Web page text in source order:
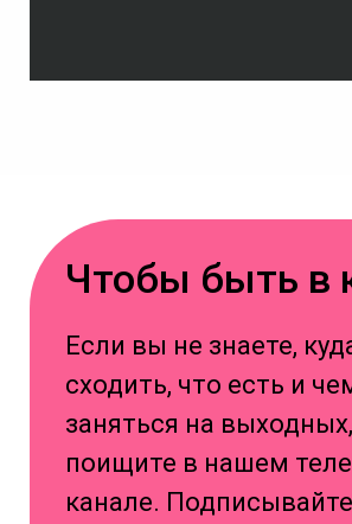
Чтобы быть в
Если вы не знаете,
сходить, что есть и
заняться на выходных,
поищите в нашем
канале.